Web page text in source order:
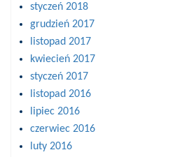
styczeń 2018
grudzień 2017
listopad 2017
kwiecień 2017
styczeń 2017
listopad 2016
lipiec 2016
czerwiec 2016
luty 2016